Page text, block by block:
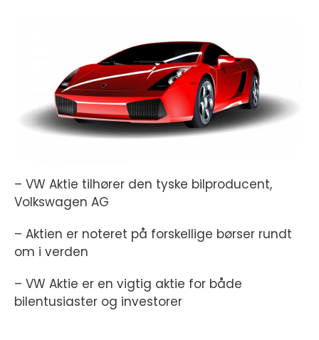
– VW Aktie tilhører den tyske bilproducent,
Volkswagen AG
– Aktien er noteret på forskellige børser rundt
om i verden
– VW Aktie er en vigtig aktie for både
bilentusiaster og investorer